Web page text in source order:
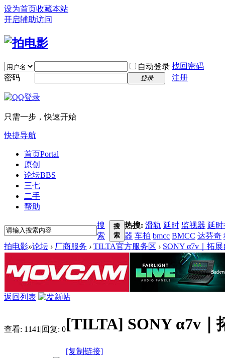
设为首页收藏本站
开启辅助访问
自动登录 找回密码
密码
登录 注册
只需一步，快速开始
快捷导航
首页Portal
原创
论坛BBS
三七
二手
帮助
搜
索
搜
索
热搜: 滑轨 延时 监视器 延
器 车拍 bmcc BMCC 达芬奇
拍电影»论坛 › 厂商服务 › TILTA官方服务区 › SONY α7v｜拓
返回列表
查看: 1141 |回复: 0[TILTA] SONY α7v｜
[复制链接]